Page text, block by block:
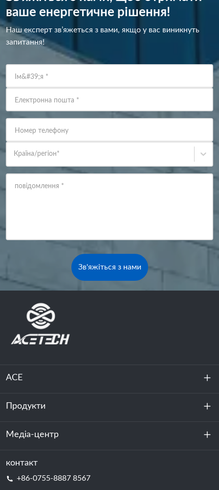
ваше енергетичне рішення!
Наш експерт зв’яжеться з вами, якщо у вас виникнуть
запитання!
Ім&#39;я *
Електронна пошта *
Номер телефону
Країна/регіон*
повідомлення *
Зв'яжіться з нами
ACE
Про нас
Стійкість
Продукти
Зберігання енергії
Центр обробки даних та серверна кімната
Медіа-центр
Новини
контакт
+86-0755-8887 8567